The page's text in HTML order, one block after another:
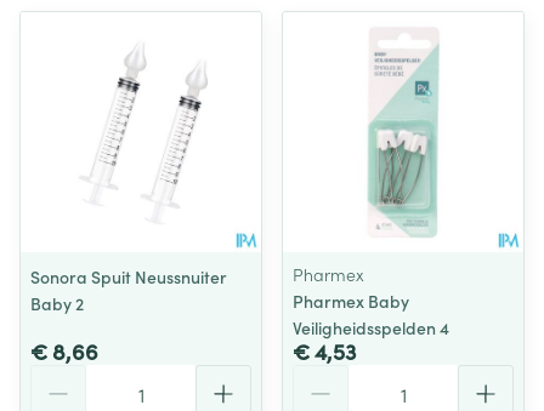
Sonora Spuit Neussnuiter
Baby 2
€ 8,66
Pharmex
Pharmex Baby
Veiligheidsspelden 4
€ 4,53